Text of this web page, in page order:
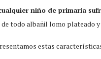
niño de primaria
todo albañil lomo plateado
estas